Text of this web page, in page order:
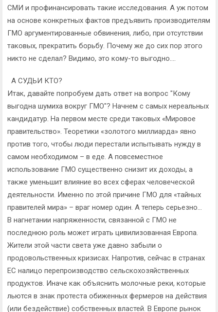
СМИ и профинансировать такие исследования. А уж потом
на основе конкретных фактов предъявить производителям
ГМО аргументированные обвинения, либо, при отсутствии
таковых, прекратить борьбу. Почему же до сих пор этого
никто не сделал? Видимо, это кому-то выгодно….
А СУДЬИ КТО?
Итак, давайте попробуем дать ответ на вопрос "Кому
выгодна шумиха вокруг ГМО"? Начнем с самых нереальных
кандидатур. На первом месте среди таковых «Мировое
правительство». Теоретики «золотого миллиарда» явно
против того, чтобы люди перестали испытывать нужду в
самом необходимом – в еде. А повсеместное
использование ГМО существенно снизит их доходы, а
также уменьшит влияние во всех сферах человеческой
деятельности. Именно по этой причине ГМО для «тайных
правителей мира» – враг номер один. А теперь серьезно…
В нагнетании напряженности, связанной с ГМО не
последнюю роль может играть цивилизованная Европа.
Жители этой части света уже давно забыли о
продовольственных кризисах. Напротив, сейчас в странах
ЕС налицо перепроизводство сельскохозяйственных
продуктов. Иначе как объяснить молочные реки, которые
льются в знак протеста обиженных фермеров на действия
(или бездействие) собственных властей. В Европе рынок